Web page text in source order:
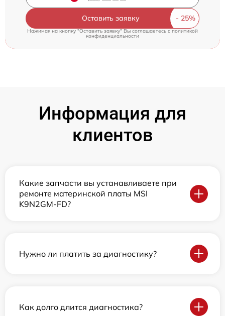
Оставить заявку
Нажимая на кнопку "Оставить заявку" Вы соглашаетесь cполитикой
конфиденциальности
Информация для
клиентов
Какие запчасти вы устанавливаете при
ремонте материнской платы MSI
K9N2GM-FD?
Нужно ли платить за диагностику?
Как долго длится диагностика?